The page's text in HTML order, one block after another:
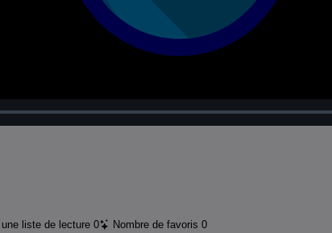
Chargé:
une liste de lecture 0 Nombre de favoris 0